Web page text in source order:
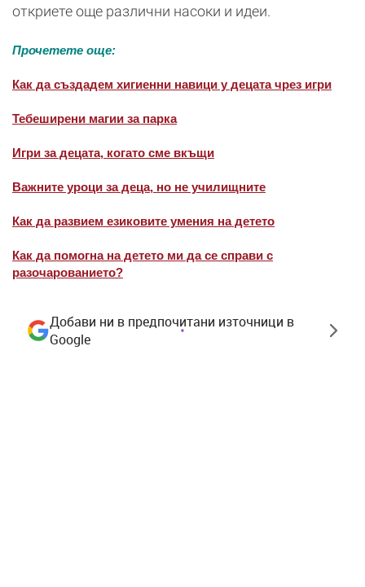
откриете още различни насоки и идеи.
Прочетете още:
Как да създадем хигиенни навици у децата чрез игри
Тебеширени магии за парка
Игри за децата, когато сме вкъщи
Важните уроци за деца, но не училищните
Как да развием езиковите умения на детето
Как да помогна на детето ми да се справи с
разочарованието?
Добави ни в предпочитани източници в
Google